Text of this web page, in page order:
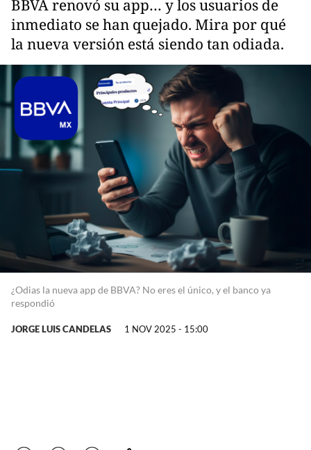
BBVA renovó su app… y los usuarios de
inmediato se han quejado. Mira por qué
la nueva versión está siendo tan odiada.
¿Odias la nueva app de BBVA? No eres el único, y el banco ya
respondió
JORGE LUIS CANDELAS 1 NOV 2025 - 15:00